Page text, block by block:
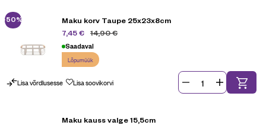
-50%
Maku korv Taupe 25x23x8cm
14,90€
7,45€
Saadaval
Lõpumüük
Lisa võrdlusesse Lisa soovikorvi
Maku kauss valge 15,5cm